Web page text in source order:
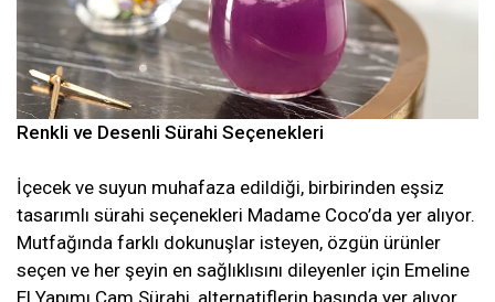
Renkli ve Desenli Sürahi Seçenekleri
İçecek ve suyun muhafaza edildiği, birbirinden eşsiz
tasarımlı sürahi seçenekleri Madame Coco’da yer alıyor.
Mutfağında farklı dokunuşlar isteyen, özgün ürünler
seçen ve her şeyin en sağlıklısını dileyenler için Emeline